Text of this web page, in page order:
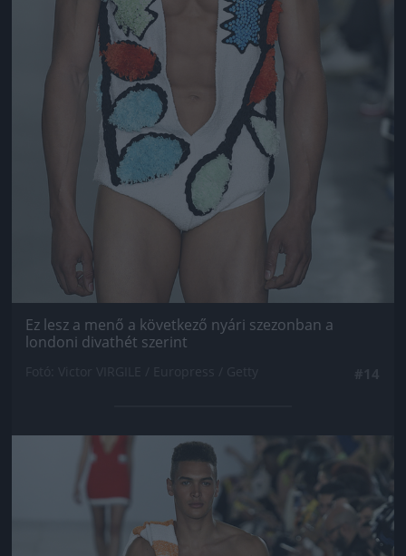
Ez lesz a menő a következő nyári szezonban a
londoni divathét szerint
Jön még kép!